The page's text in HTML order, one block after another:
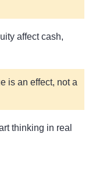
affect cash,
is an effect, not a
thinking in real